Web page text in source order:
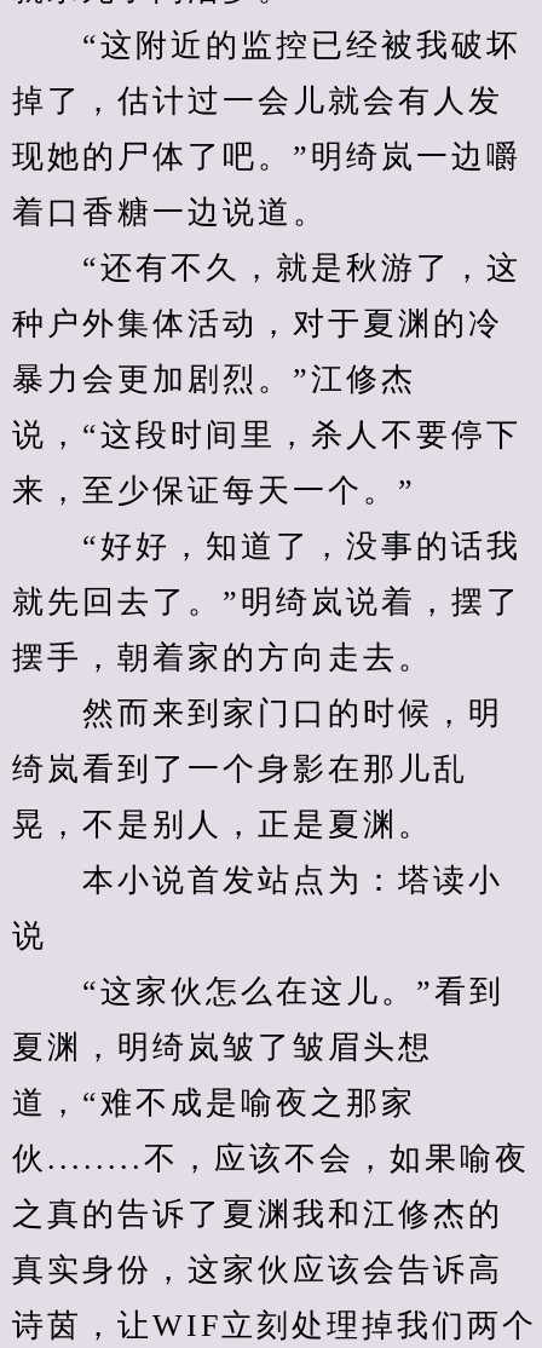
“这附近的监控已经被我破坏
掉了，估计过一会儿就会有人发
现她的尸体了吧。”明绮岚一边嚼
着口香糖一边说道。
“还有不久，就是秋游了，这
种户外集体活动，对于夏渊的冷
暴力会更加剧烈。”江修杰
说，“这段时间里，杀人不要停下
来，至少保证每天一个。”
“好好，知道了，没事的话我
就先回去了。”明绮岚说着，摆了
摆手，朝着家的方向走去。
然而来到家门口的时候，明
绮岚看到了一个身影在那儿乱
晃，不是别人，正是夏渊。
本小说首发站点为：塔读小
说
“这家伙怎么在这儿。”看到
夏渊，明绮岚皱了皱眉头想
道，“难不成是喻夜之那家
伙........不，应该不会，如果喻夜
之真的告诉了夏渊我和江修杰的
真实身份，这家伙应该会告诉高
诗茵，让WIF立刻处理掉我们两个